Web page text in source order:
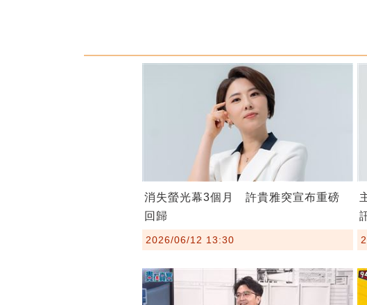
消失螢光幕3個月 許貴雅突宣布重磅
回歸
2026/06/12 13:30